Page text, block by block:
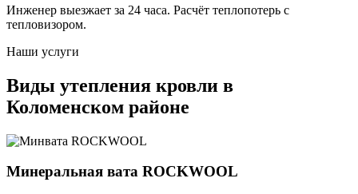
Инженер выезжает за 24 часа. Расчёт теплопотерь с
тепловизором.
Наши услуги
Виды утепления кровли в
Коломенском районе
Минеральная вата ROCKWOOL